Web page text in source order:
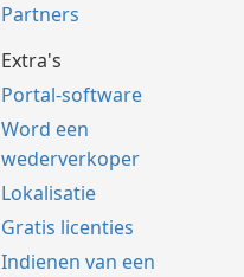
Partners
Extra's
Portal-software
Word een
wederverkoper
Lokalisatie
Gratis licenties
Indienen van een